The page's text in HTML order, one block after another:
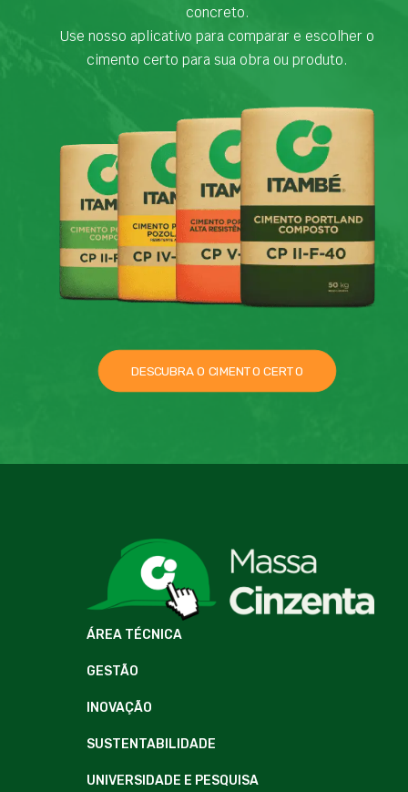
concreto.
Use nosso aplicativo para comparar e escolher o
cimento certo para sua obra ou produto.
DESCUBRA O CIMENTO CERTO
ÁREA TÉCNICA
GESTÃO
INOVAÇÃO
SUSTENTABILIDADE
UNIVERSIDADE E PESQUISA